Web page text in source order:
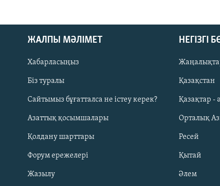
Русский
ЖАЗЫЛЫҢЫЗ
ЖАЛПЫ МӘЛІМЕТ
Хабарласыңыз
Біз туралы
Сайтымыз бұғатталса не істеу керек?
Азаттық қосымшалары
Қолдану шарттары
Форум ережелері
Жазылу
НЕГІЗГІ
Қазақстан
Қазақтар -
Орталық
Ресей
Қытай
Әлем